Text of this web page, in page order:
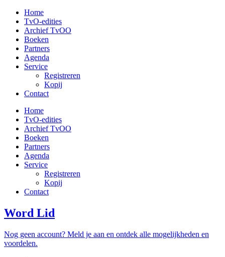
naar
inhoud
Home
TvO-edities
Archief TvOO
Boeken
Partners
Agenda
Service
Registreren
Kopij
Contact
Home
TvO-edities
Archief TvOO
Boeken
Partners
Agenda
Service
Registreren
Kopij
Contact
Word Lid
Nog geen account? Meld je aan en ontdek alle mogelijkheden en
voordelen.